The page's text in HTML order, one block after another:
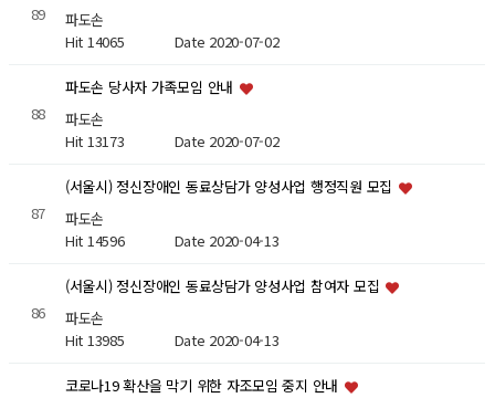
89
파도손
Hit 14065 Date 2020-07-02
88
파도손 당사자 가족모임 안내
파도손
Hit 13173 Date 2020-07-02
87
(서울시) 정신장애인 동료상담가 양성사업 행정직원 모집
파도손
Hit 14596 Date 2020-04-13
86
(서울시) 정신장애인 동료상담가 양성사업 참여자 모집
파도손
Hit 13985 Date 2020-04-13
코로나19 확산을 막기 위한 자조모임 중지 안내